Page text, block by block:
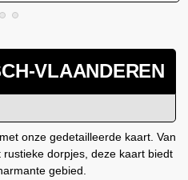
VLAANDEREN
onze gedetailleerde kaart. Van
dorpjes, deze kaart biedt
gebied.